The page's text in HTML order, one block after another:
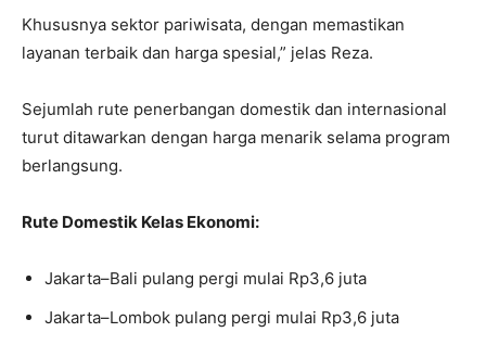
Khususnya sektor pariwisata, dengan memastikan
layanan terbaik dan harga spesial,” jelas Reza.
Sejumlah rute penerbangan domestik dan internasional
turut ditawarkan dengan harga menarik selama program
berlangsung.
Rute Domestik Kelas Ekonomi:
Jakarta–Bali pulang pergi mulai Rp3,6 juta
Jakarta–Lombok pulang pergi mulai Rp3,6 juta